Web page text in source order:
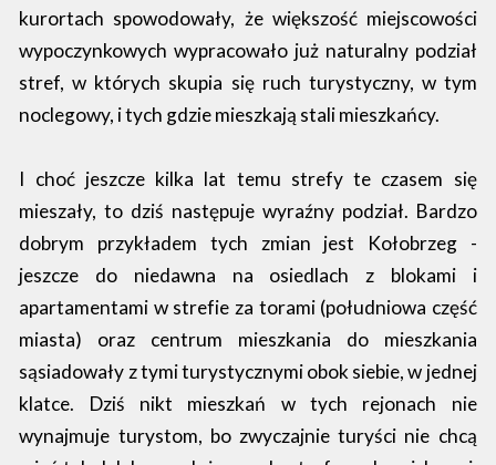
kurortach spowodowały, że większość miejscowości
wypoczynkowych wypracowało już naturalny podział
stref, w których skupia się ruch turystyczny, w tym
noclegowy, i tych gdzie mieszkają stali mieszkańcy.
I choć jeszcze kilka lat temu strefy te czasem się
mieszały, to dziś następuje wyraźny podział. Bardzo
dobrym przykładem tych zmian jest Kołobrzeg -
jeszcze do niedawna na osiedlach z blokami i
apartamentami w strefie za torami (południowa część
miasta) oraz centrum mieszkania do mieszkania
sąsiadowały z tymi turystycznymi obok siebie, w jednej
klatce. Dziś nikt mieszkań w tych rejonach nie
wynajmuje turystom, bo zwyczajnie turyści nie chcą